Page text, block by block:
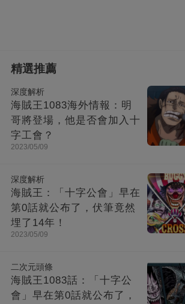
精選推薦
深度解析
海賊王1083海外情報：明
哥將登場，他是否會加入十
字工會？
2023/05/09
深度解析
海賊王：「十字公會」早在
第0話就公布了，伏筆竟然
埋了14年！
2023/05/09
二次元頭條
海賊王1083話：「十字公
會」早在第0話就公布了，